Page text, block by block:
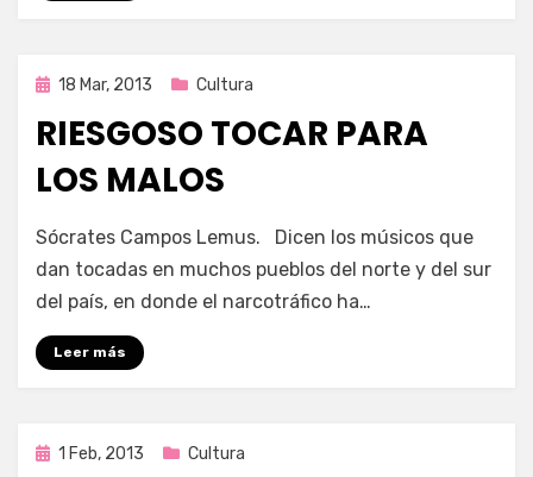
Publicada
18 Mar, 2013 Cultura
RIESGOSO TOCAR PARA
LOS MALOS
Enrique
3,042 comentarios
tocar
para
Sócrates Campos Lemus. Dicen los músicos que
dan tocadas en muchos pueblos del norte y del sur
del país, en donde el narcotráfico ha…
Leer más
Publicada
1 Feb, 2013 Cultura